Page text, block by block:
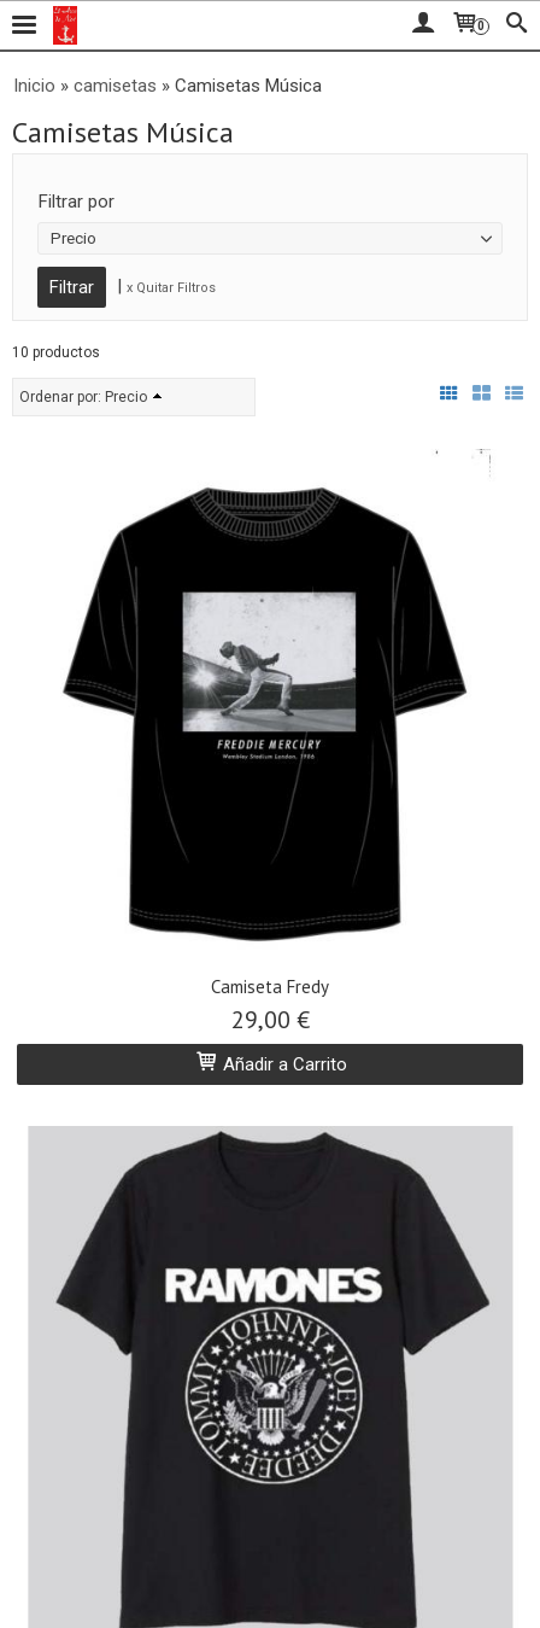
0
Inicio » camisetas » Camisetas Música
Camisetas Música
Filtrar por
Precio
| x Quitar Filtros
10 productos
Ordenar por: Precio
Camiseta Fredy
29,00 €
Añadir a Carrito